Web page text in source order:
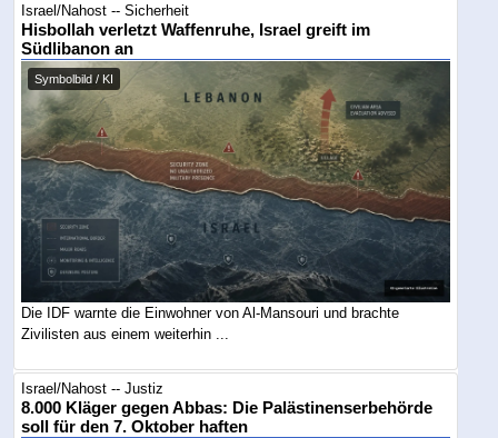
Israel/Nahost -- Sicherheit
Hisbollah verletzt Waffenruhe, Israel greift im
Südlibanon an
Symbolbild / KI
Die IDF warnte die Einwohner von Al-Mansouri und brachte
Zivilisten aus einem weiterhin ...
Israel/Nahost -- Justiz
8.000 Kläger gegen Abbas: Die Palästinenserbehörde
soll für den 7. Oktober haften